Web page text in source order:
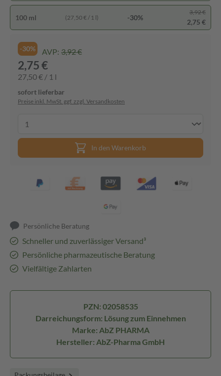
100 ml (27,50 € / 1 l) -30%
3,92 €
2,75 €
-30% AVP: 3,92 €
2,75 €
27,50 € / 1 l
sofort lieferbar
Preise inkl. MwSt. ggf. zzgl. Versandkosten
In den Warenkorb
Persönliche Beratung
Schneller und zuverlässiger Versand³
Persönliche pharmazeutische Beratung
Vielfältige Zahlarten
PZN: 02058535
Darreichungsform: Lösung zum Einnehmen
Marke: AbZ PHARMA
Hersteller: AbZ-Pharma GmbH